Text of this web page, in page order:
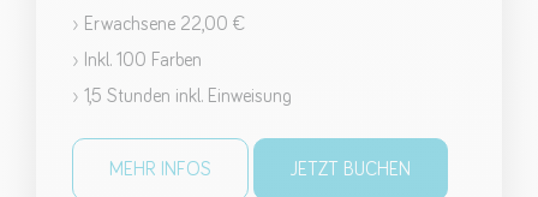
› Erwachsene 22,00 €
› Inkl. 100 Farben
› 1,5 Stunden inkl. Einweisung
MEHR INFOS JETZT BUCHEN